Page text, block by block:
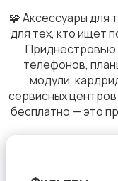
Рации и
🧩 Аксессуары для
для тех, кто ищет
Приднестровью.
телефонов,
модули,
сервисных
бесплатно — это